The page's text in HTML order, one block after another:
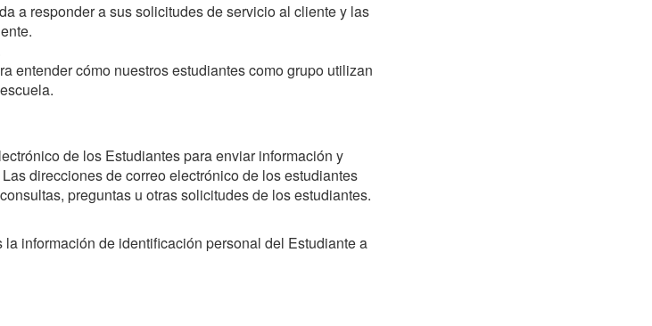
a responder a sus solicitudes de servicio al cliente y las
entender cómo nuestros estudiantes como grupo utilizan
de los Estudiantes para enviar información y
direcciones de correo electrónico de los estudiantes
preguntas u otras solicitudes de los estudiantes.
información de identificación personal del Estudiante a